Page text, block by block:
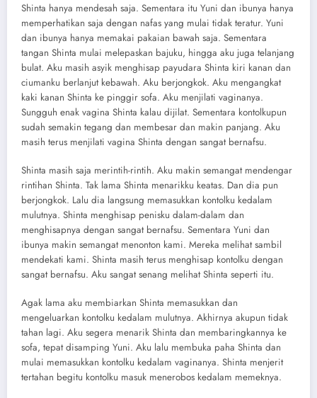
Shinta hanya mendesah saja. Sementara itu Yuni dan ibunya hanya
memperhatikan saja dengan nafas yang mulai tidak teratur. Yuni
dan ibunya hanya memakai pakaian bawah saja. Sementara
tangan Shinta mulai melepaskan bajuku, hingga aku juga telanjang
bulat. Aku masih asyik menghisap payudara Shinta kiri kanan dan
ciumanku berlanjut kebawah. Aku berjongkok. Aku mengangkat
kaki kanan Shinta ke pinggir sofa. Aku menjilati vaginanya.
Sungguh enak vagina Shinta kalau dijilat. Sementara kontolkupun
sudah semakin tegang dan membesar dan makin panjang. Aku
masih terus menjilati vagina Shinta dengan sangat bernafsu.
Shinta masih saja merintih-rintih. Aku makin semangat mendengar
rintihan Shinta. Tak lama Shinta menarikku keatas. Dan dia pun
berjongkok. Lalu dia langsung memasukkan kontolku kedalam
mulutnya. Shinta menghisap penisku dalam-dalam dan
menghisapnya dengan sangat bernafsu. Sementara Yuni dan
ibunya makin semangat menonton kami. Mereka melihat sambil
mendekati kami. Shinta masih terus menghisap kontolku dengan
sangat bernafsu. Aku sangat senang melihat Shinta seperti itu.
Agak lama aku membiarkan Shinta memasukkan dan
mengeluarkan kontolku kedalam mulutnya. Akhirnya akupun tidak
tahan lagi. Aku segera menarik Shinta dan membaringkannya ke
sofa, tepat disamping Yuni. Aku lalu membuka paha Shinta dan
mulai memasukkan kontolku kedalam vaginanya. Shinta menjerit
tertahan begitu kontolku masuk menerobos kedalam memeknya.